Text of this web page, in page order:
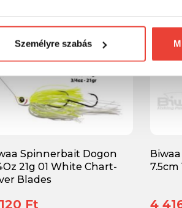
Személyre szabás
Spinnerbait Dogon
21g 01 White Chart-
Blades
Ft
7.5cm
4